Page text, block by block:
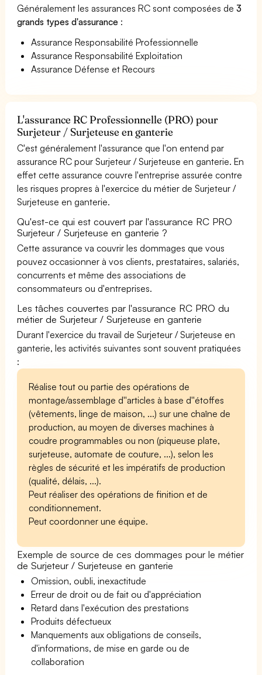
Généralement les assurances RC sont composées de3
grands types d'assurance :
Assurance Responsabilité Professionnelle
Assurance Responsabilité Exploitation
Assurance Défense et Recours
L'assurance RC Professionnelle (PRO) pour
Surjeteur / Surjeteuse en ganterie
C'est généralement l'assurance que l'on entend par
assurance RC pour Surjeteur / Surjeteuse en ganterie. En
effet cette assurance couvre l'entreprise assurée contre
les risques propres à l'exercice du métier de Surjeteur /
Surjeteuse en ganterie.
Qu'est-ce qui est couvert par l'assurance RC PRO
Surjeteur / Surjeteuse en ganterie ?
Cette assurance va couvrir les dommages que vous
pouvez occasionner à vos clients, prestataires, salariés,
concurrents et même des associations de
consommateurs ou d'entreprises.
Les tâches couvertes par l'assurance RC PRO du
métier de Surjeteur / Surjeteuse en ganterie
Durant l'exercice du travail de Surjeteur / Surjeteuse en
ganterie, les activités suivantes sont souvent pratiquées
:
Réalise tout ou partie des opérations de
montage/assemblage d''articles à base d''étoffes
(vêtements, linge de maison, ...) sur une chaîne de
production, au moyen de diverses machines à
coudre programmables ou non (piqueuse plate,
surjeteuse, automate de couture, ...), selon les
règles de sécurité et les impératifs de production
(qualité, délais, ...).
Peut réaliser des opérations de finition et de
conditionnement.
Peut coordonner une équipe.
Exemple de source de ces dommages pour le métier
de Surjeteur / Surjeteuse en ganterie
Omission, oubli, inexactitude
Erreur de droit ou de fait ou d'appréciation
Retard dans l'exécution des prestations
Produits défectueux
Manquements aux obligations de conseils,
d'informations, de mise en garde ou de
collaboration